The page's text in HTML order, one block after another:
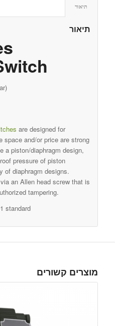
תיאור
תיאור
are designed for
space and/or price are strong
a piston/diaphragm design,
pressure of piston
of diaphragm designs.
an Allen head screw that is
tampering.
standard
מוצרים קשורים